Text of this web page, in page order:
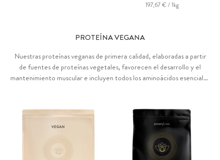
197,67 € / 1kg
PROTEÍNA VEGANA
Nuestras proteínas veganas de primera calidad, elaboradas a partir
de fuentes de proteínas vegetales, favorecen el desarrollo y el
mantenimiento muscular e incluyen todos los aminoácidos esenciales
proteínas cremosos o como proteínas en polvo claras y afrutadas
para bebidas refrescantes y transparentes en varios sabores. Un
apoyo perfecto antes, durante o después del entrenamiento,
durante las fases de dieta y para una alimentación vegana.